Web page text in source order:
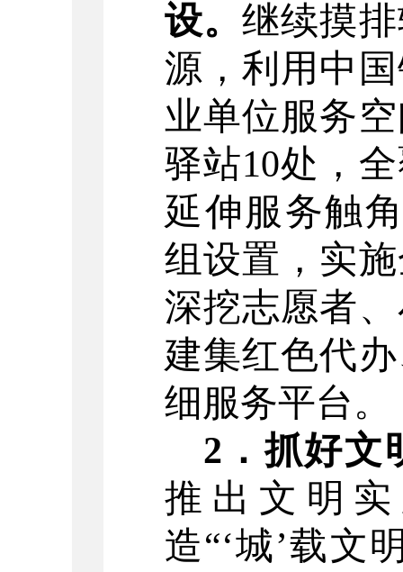
设。继续摸
源，利用中
业单位服务
驿站10处，
延伸服务触
组设置，实
深挖志愿者
建集红色代
细服务平台。
2 ．抓好文
推出文明
造“‘城’载文